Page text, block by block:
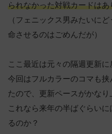
られなかった対戦カードは
（フェニックス男みたいに
命させるのはごめんだが）
ここ最近は元々の隔週更新
今回はフルカラーのコマも
たので、更新ペースがかなり
これなら来年の半ばぐらい
るのか？